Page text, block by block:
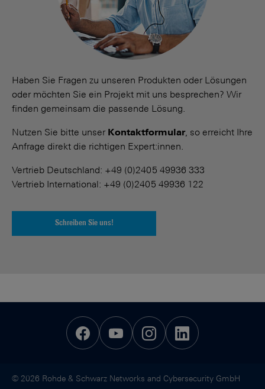
Haben Sie Fragen zu unseren Produkten oder Lösungen
oder möchten Sie ein Projekt mit uns besprechen? Wir
finden gemeinsam die passende Lösung.
Nutzen Sie bitte unser Kontaktformular, so erreicht Ihre
Anfrage direkt die richtigen Expert:innen.
Vertrieb Deutschland: +49 (0)2405 49936 333
Vertrieb International: +49 (0)2405 49936 122
Schreiben Sie uns!
© 2026 Rohde & Schwarz Networks and Cybersecurity GmbH